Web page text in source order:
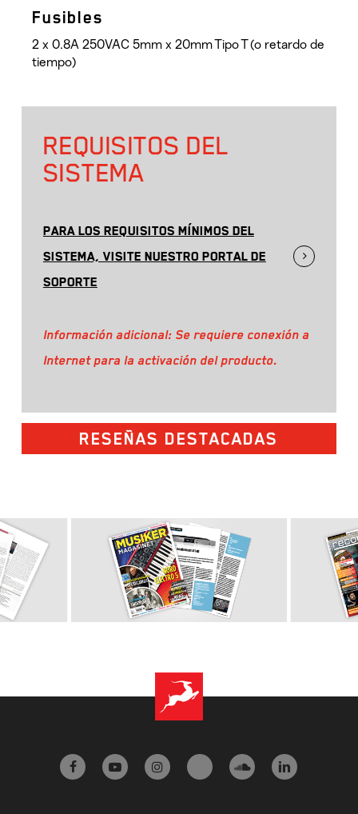
Fusibles
2 x 0.8A 250VAC 5mm x 20mm Tipo T (o retardo de
tiempo)
REQUISITOS DEL
SISTEMA
PARA LOS REQUISITOS MÍNIMOS DEL
SISTEMA, VISITE NUESTRO PORTAL DE
SOPORTE
Información adicional: Se requiere conexión a
Internet para la activación del producto.
RESEÑAS DESTACADAS
facebookyoutubeinstagramtiktoksoundcloud
linkedin